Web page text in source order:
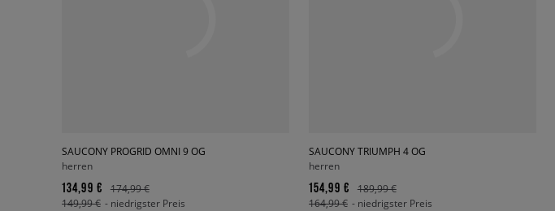
SAUCONY PROGRID OMNI 9 OG
herren
134,99 €
174,99 €
149,99 € - niedrigster Preis
SAUCONY TRIUMPH 4 OG
herren
154,99 €
189,99 €
164,99 € - niedrigster Preis